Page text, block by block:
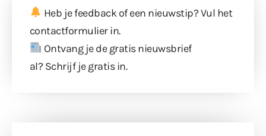
Heb je feedback of een nieuwstip? Vul het
contactformulierin.
Ontvang je de gratis nieuwsbrief
al? Schrijf je gratis in.